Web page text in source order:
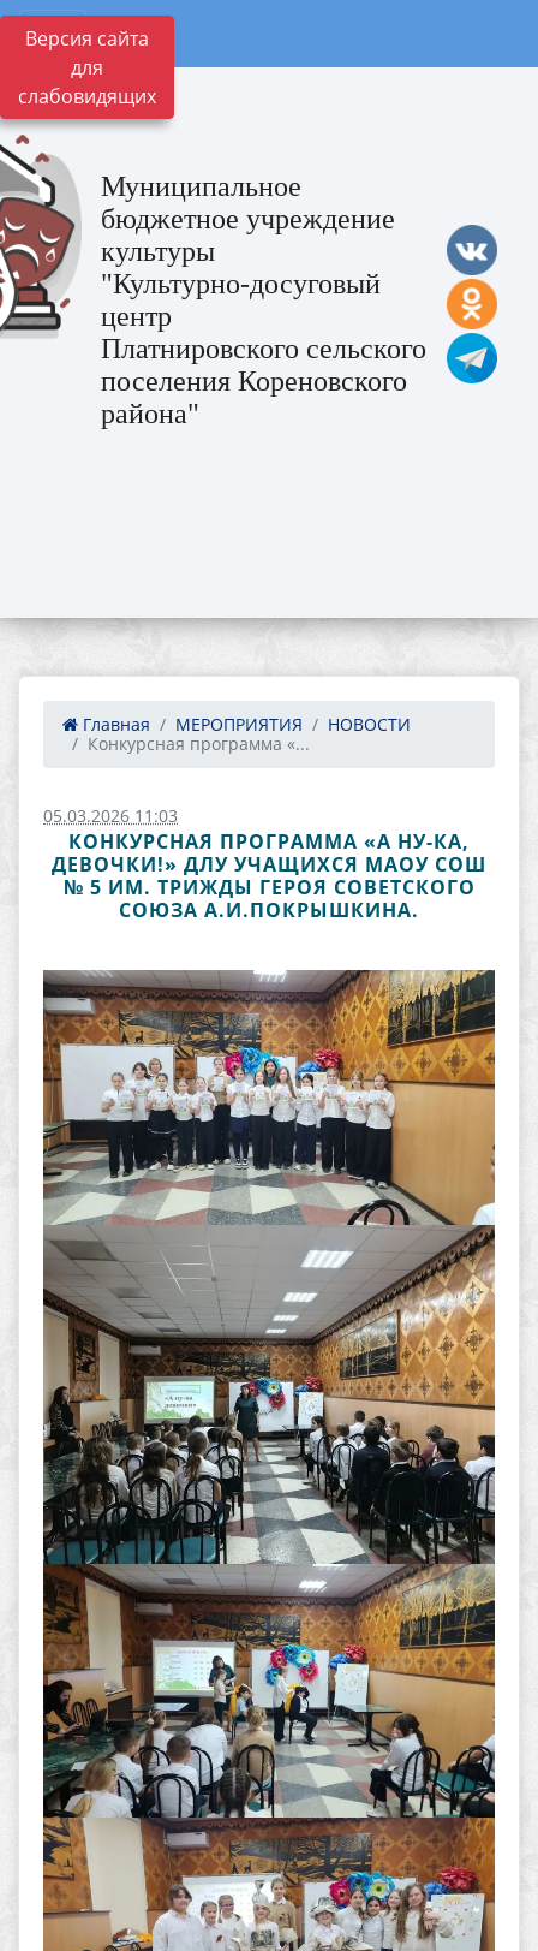
Версия сайта
для
слабовидящих
Муниципальное
бюджетное учреждение
культуры
"Культурно-досуговый
центр
Платнировского сельского
поселения Кореновского
района"
Главная МЕРОПРИЯТИЯ
НОВОСТИ
Конкурсная программа «...
05.03.2026 11:03
КОНКУРСНАЯ ПРОГРАММА «А НУ-КА,
ДЕВОЧКИ!» ДЛУ УЧАЩИХСЯ МАОУ СОШ
№ 5 ИМ. ТРИЖДЫ ГЕРОЯ СОВЕТСКОГО
СОЮЗА А.И.ПОКРЫШКИНА.